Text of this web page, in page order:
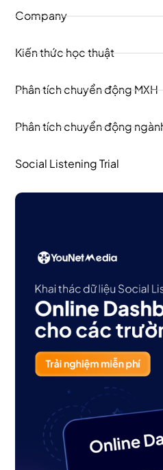
Company
Kiến thức học thuật
Phân tích chuyển động MXH
Phân tích chuyển động
Social Listening Trial